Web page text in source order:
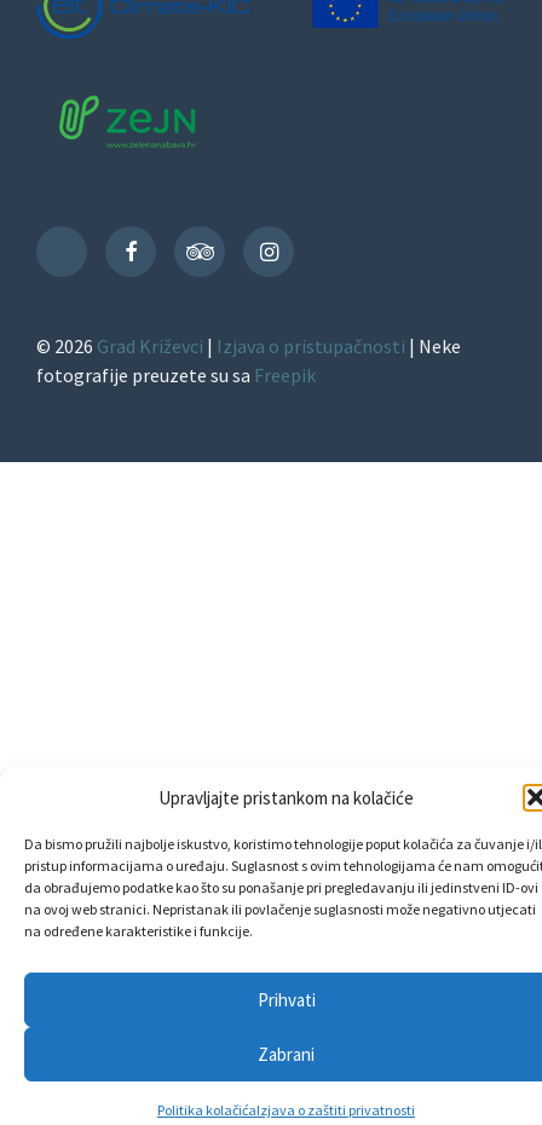
Upravljajte pristankom na kolačiće
Da bismo pružili najbolje iskustvo, koristimo tehnologije poput kolačića za čuvanje i/
pristup informacijama o uređaju. Suglasnost s ovim tehnologijama će nam
da obrađujemo podatke kao što su ponašanje pri pregledavanju ili jedinstveni ID-ovi
na ovoj web stranici. Nepristanak ili povlačenje suglasnosti može negativno utjecati
na određene karakteristike i funkcije.
Prihvati
Zabrani
Politika kolačićaIzjava o zaštiti privatnosti
TikTok
FacebookTripAdvisorInstagram
© 2026 Grad Križevci | Izjava o pristupačnosti | Neke
fotografije preuzete su sa Freepik